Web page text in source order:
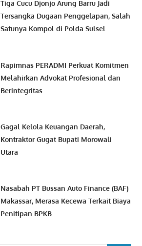
Tiga Cucu Djonjo Arung Barru Jadi
Tersangka Dugaan Penggelapan, Salah
Satunya Kompol di Polda Sulsel
Rapimnas PERADMI Perkuat Komitmen
Melahirkan Advokat Profesional dan
Berintegritas
Gagal Kelola Keuangan Daerah,
Kontraktor Gugat Bupati Morowali
Utara
Nasabah PT Bussan Auto Finance (BAF)
Makassar, Merasa Kecewa Terkait Biaya
Penitipan BPKB